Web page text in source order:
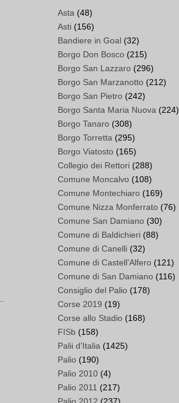
Asta (48)
Asti (156)
Bandiere in Goal (32)
Borgo Don Bosco (215)
Borgo San Lazzaro (296)
Borgo San Marzanotto (212)
Borgo San Pietro (242)
Borgo Santa Maria Nuova (224)
Borgo Tanaro (308)
Borgo Torretta (295)
Borgo Viatosto (165)
Collegio dei Rettori (288)
Comune Moncalvo (108)
Comune Montechiaro (169)
Comune Nizza Monferrato (76)
Comune San Damiano (30)
Comune di Baldichieri (88)
Comune di Canelli (32)
Comune di Castell'Alfero (121)
Comune di San Damiano (116)
Consiglio del Palio (178)
Corse 2019 (19)
Corse allo Stadio (168)
FISb (158)
Palii d'Italia (1425)
Palio (190)
Palio 2010 (4)
Palio 2011 (217)